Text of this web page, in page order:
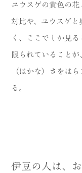
ユウスゲの黄色の
対比や、ユウスゲと
く、ここでしか見
限られていること
（はかな）さをは
る。
伊豆の人は、